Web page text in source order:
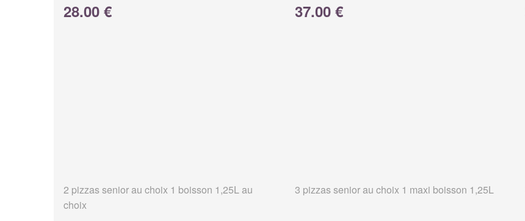
28.00 €
2 pizzas senior au choix 1 boisson 1,25L au
choix
37.00 €
3 pizzas senior au choix 1 maxi boisson 1,25L